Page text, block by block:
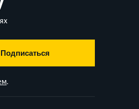
Подписаться
.